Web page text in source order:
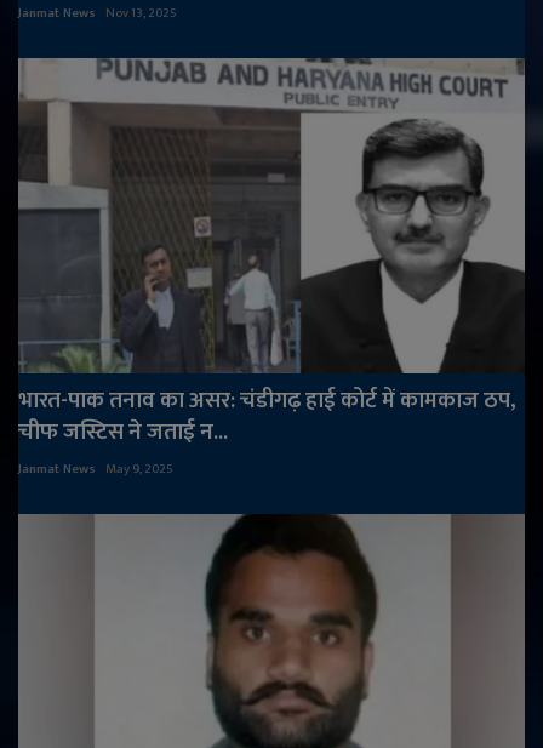
Janmat News Nov 13, 2025
भारत-पाक तनाव का असर: चंडीगढ़ हाई कोर्ट में कामकाज ठप,
चीफ जस्टिस ने जताई न...
Janmat News May 9, 2025